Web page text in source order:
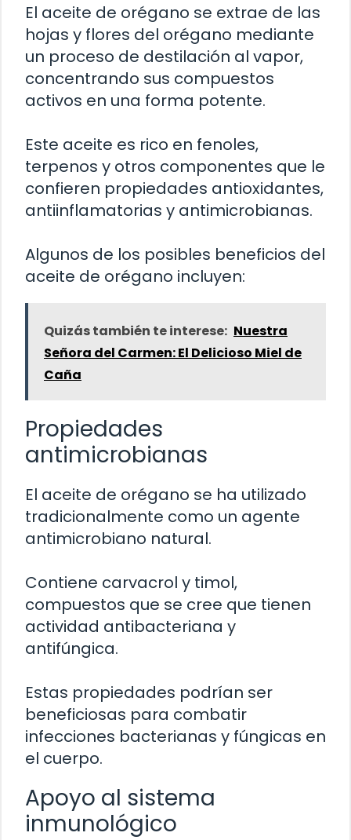
El aceite de orégano se extrae de las
hojas y flores del orégano mediante
un proceso de destilación al vapor,
concentrando sus compuestos
activos en una forma potente.
Este aceite es rico en fenoles,
terpenos y otros componentes que le
confieren propiedades antioxidantes,
antiinflamatorias y antimicrobianas.
Algunos de los posibles beneficios del
aceite de orégano incluyen:
Quizás también te interese: Nuestra
Señora del Carmen: El Delicioso Miel de
Caña
Propiedades
antimicrobianas
El aceite de orégano se ha utilizado
tradicionalmente como un agente
antimicrobiano natural.
Contiene carvacrol y timol,
compuestos que se cree que tienen
actividad antibacteriana y
antifúngica.
Estas propiedades podrían ser
beneficiosas para combatir
infecciones bacterianas y fúngicas en
el cuerpo.
Apoyo al sistema
inmunológico